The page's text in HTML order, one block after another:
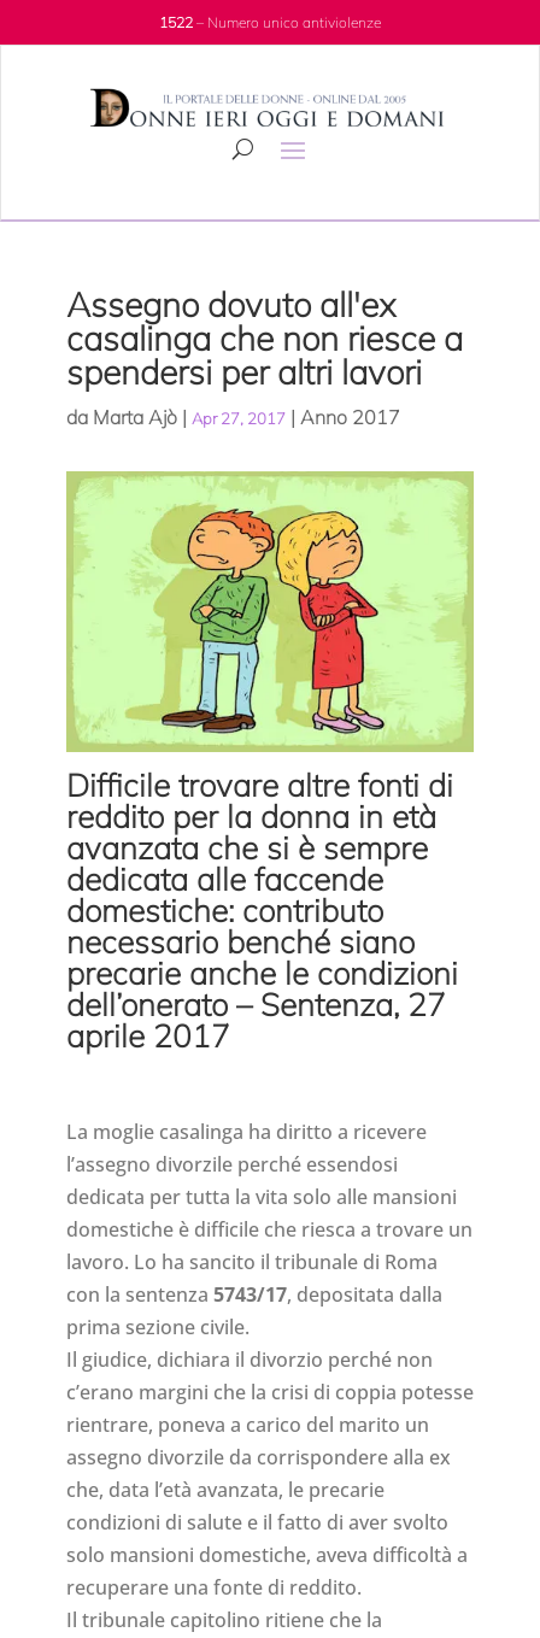
1522– Numero unico antiviolenze
Assegno dovuto all'ex
casalinga che non riesce a
spendersi per altri lavori
da Marta Ajò| Apr 27, 2017| Anno 2017
Difficile trovare altre fonti di
reddito per la donna in età
avanzata che si è sempre
dedicata alle faccende
domestiche: contributo
necessario benché siano
precarie anche le condizioni
dell’onerato – Sentenza, 27
aprile 2017
La moglie casalinga ha diritto a ricevere
l’assegno divorzile perché essendosi
dedicata per tutta la vita solo alle mansioni
domestiche è difficile che riesca a trovare un
lavoro. Lo ha sancito il tribunale di Roma
con la sentenza 5743/17, depositata dalla
prima sezione civile.
Il giudice, dichiara il divorzio perché non
c’erano margini che la crisi di coppia potesse
rientrare, poneva a carico del marito un
assegno divorzile da corrispondere alla ex
che, data l’età avanzata, le precarie
condizioni di salute e il fatto di aver svolto
solo mansioni domestiche, aveva difficoltà a
recuperare una fonte di reddito.
Il tribunale capitolino ritiene che la